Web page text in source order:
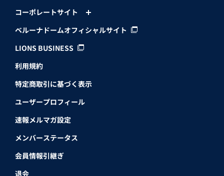
コーポレートサイト
ベルーナドームオフィシャルサイト
LIONS BUSINESS
利用規約
特定商取引に基づく表示
ユーザープロフィール
速報メルマガ設定
メンバーステータス
会員情報引継ぎ
退会